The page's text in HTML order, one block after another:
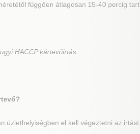
függően átlagosan 15-40 percig tart.
HACCP kártevőirtás
üzlethelyiségben el kell végeztetni az irtást,